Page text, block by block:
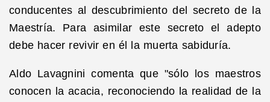
conducentes al descubrimiento del secreto de la
Maestría. Para asimilar este secreto el adepto
debe hacer revivir en él la muerta sabiduría.
Aldo Lavagnini comenta que "sólo los maestros
conocen la acacia, reconociendo la realidad de la